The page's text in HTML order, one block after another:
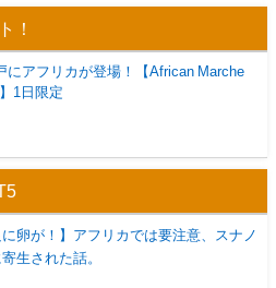
！
にアフリカが登場！【African Marche
1日限定
に卵が！】アフリカでは要注意、スナノ
寄生された話。